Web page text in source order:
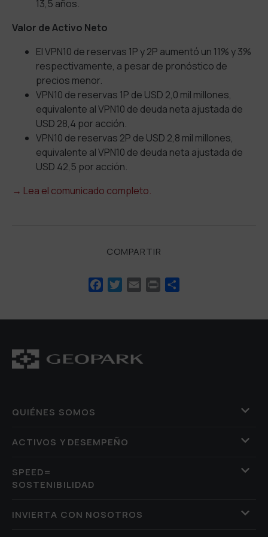
13,5 años.
Valor de Activo Neto
El VPN10 de reservas 1P y 2P aumentó un 11% y 3%
respectivamente, a pesar de pronóstico de
precios menor.
VPN10 de reservas 1P de USD 2,0 mil millones,
equivalente al VPN10 de deuda neta ajustada de
USD 28,4 por acción.
VPN10 de reservas 2P de USD 2,8 mil millones,
equivalente al VPN10 de deuda neta ajustada de
USD 42,5 por acción.
→ Lea el comunicado completo.
COMPARTIR
Facebook
Twitter
Email Print
QUIÉNES SOMOS
ACTIVOS Y DESEMPEÑO
SPEED=
SOSTENIBILIDAD
INVIERTA CON NOSOTROS